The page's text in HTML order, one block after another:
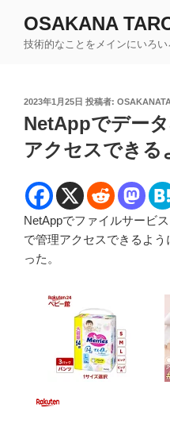
OSAKANA
技術的なことをメインにいろ
投
稿
日:
2023年1月25日 投稿者:
NetAppでデー
アクセスできる
NetAppでファイルサービ
で管理アクセスできるよ
った。